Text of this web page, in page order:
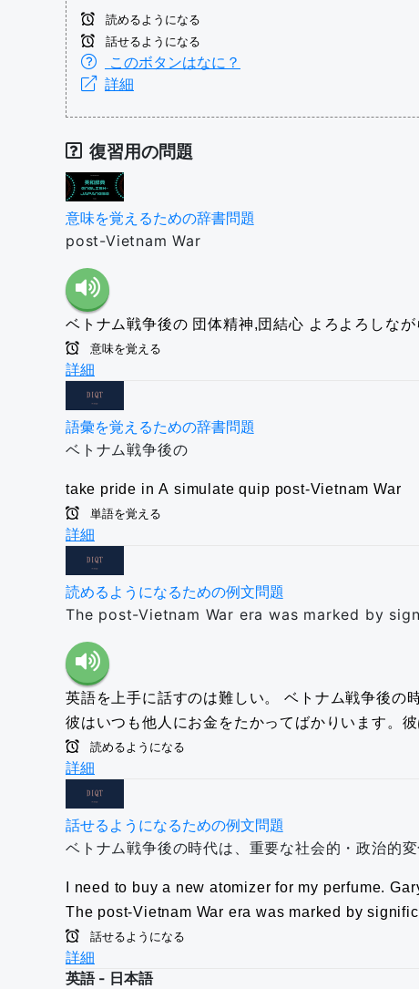
読めるようになる
話せるようになる
このボタンはなに？
詳細
復習用の問題
意味を覚えるための辞書問題
post-Vietnam War
ベトナム戦争後の 団体精神,団結心 よろよろしな
意味を覚える
詳細
語彙を覚えるための辞書問題
ベトナム戦争後の
take pride in A simulate quip post-Vietnam War
単語を覚える
詳細
読めるようになるための例文問題
The post-Vietnam War era was marked by
英語を上手に話すのは難しい。
ベトナム戦争後の
彼はいつも他人にお金をたかってばかりいます。彼
読めるようになる
詳細
話せるようになるための例文問題
ベトナム戦争後の時代は、重要な社会的・政治的変
I need to buy a new atomizer for my perfume.
The post-Vietnam War era was marked by
話せるようになる
詳細
英語 - 日本語